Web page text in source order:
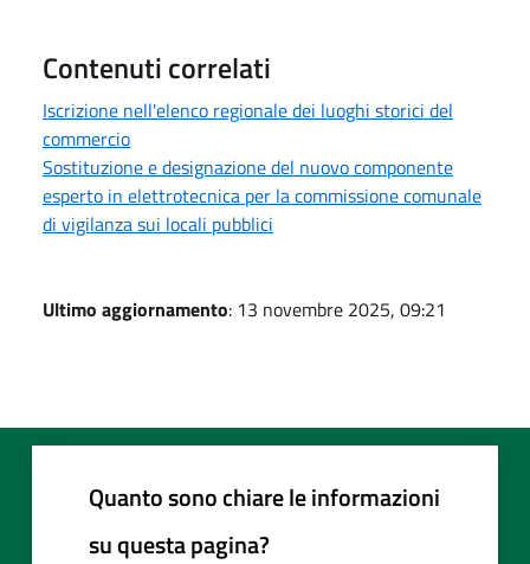
Contenuti correlati
Iscrizione nell'elenco regionale dei luoghi storici del
commercio
Sostituzione e designazione del nuovo componente
esperto in elettrotecnica per la commissione comunale
di vigilanza sui locali pubblici
Ultimo aggiornamento: 13 novembre 2025, 09:21
Quanto sono chiare le informazioni
su questa pagina?